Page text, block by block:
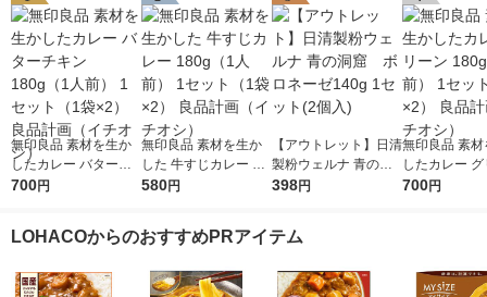
無印良品 素材を生か
したカレー バターチ
キン 180g（1人前） 1
700円
無印良品 素材を生か
した 牛すじカレー 18
0g（1人前） 1セット
580円
【アウトレット】日清
製粉ウェルナ 青の洞
窟 ボロネーゼ140g
398円
無印良品 素材
したカレー
180g（1人前
700円
LOHACOからのおすすめPRアイテム